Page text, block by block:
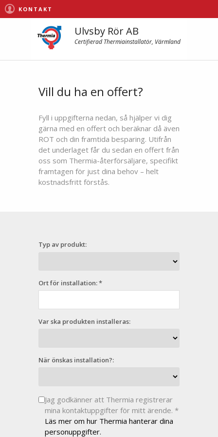
KONTAKT
Ulvsby Rör AB
Certifierad Thermiainstallatör, Värmland
Vill du ha en offert?
Fyll i uppgifterna nedan, så hjälper vi dig
gärna med en offert och beräknar då även
ROT och din framtida besparing. Utifrån
det underlaget får du sedan en offert från
oss som Thermia-återförsäljare, specifikt
framtagen för just dina behov – helt
kostnadsfritt förstås.
Typ av produkt:
Ort för installation: *
Var ska produkten installeras:
När önskas installation?:
Jag godkänner att Thermia registrerar
mina kontaktuppgifter för mitt ärende. *
Läs mer om hur Thermia hanterar dina
personuppgifter.